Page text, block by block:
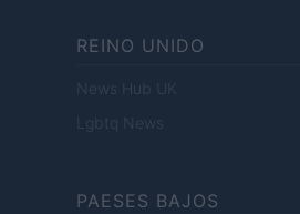
REINO UNIDO
News Hub UK
Lgbtq News
PAESES BAJOS